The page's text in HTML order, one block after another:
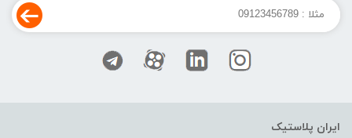
ایران پلاستیک